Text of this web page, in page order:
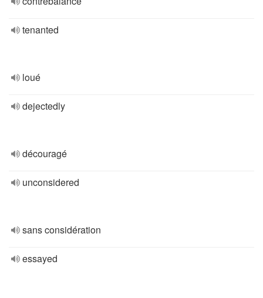
tenanted
loué
dejectedly
découragé
unconsidered
sans considération
essayed